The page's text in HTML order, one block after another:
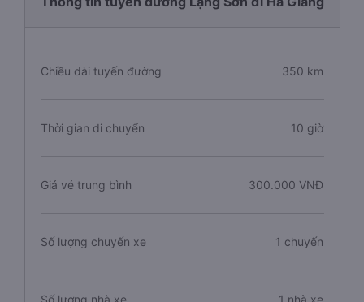
Chiều dài tuyến đường 350 km
Thời gian di chuyển 10 giờ
Giá vé trung bình 300.000 VNĐ
Số lượng chuyến xe 1 chuyến
Số lượng nhà xe 1 nhà xe